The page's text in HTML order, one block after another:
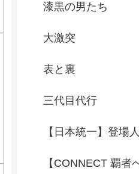
漆黒の男たち
大激突
表と裏
三代目代行
【日本統一】登場
【CONNECT 覇者